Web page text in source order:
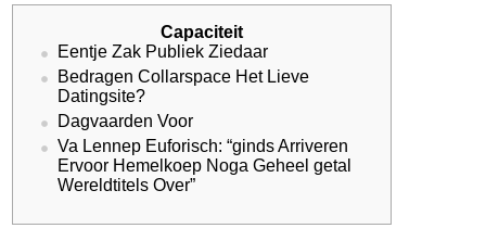
Capaciteit
Eentje Zak Publiek Ziedaar
Bedragen Collarspace Het Lieve
Datingsite?
Dagvaarden Voor
Va Lennep Euforisch: “ginds Arriveren
Ervoor Hemelkoep Noga Geheel getal
Wereldtitels Over”